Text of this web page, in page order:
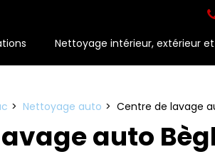
Nettoyage intérieur, extérieur
Nettoyage auto Centre de lavage
auto